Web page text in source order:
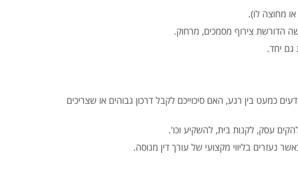
מחוצה לו).
הדורשת צירוף מסמכים, מרחוק.
גם יחד.
כמעט בין רגע, האם סיכוייכם לקבל דרכון גבוהים או שצריכים
עסק, לקנות בית, להשקיע וכו'.
נעזרים בליווי מקצועי של עורך דין מנוסה.